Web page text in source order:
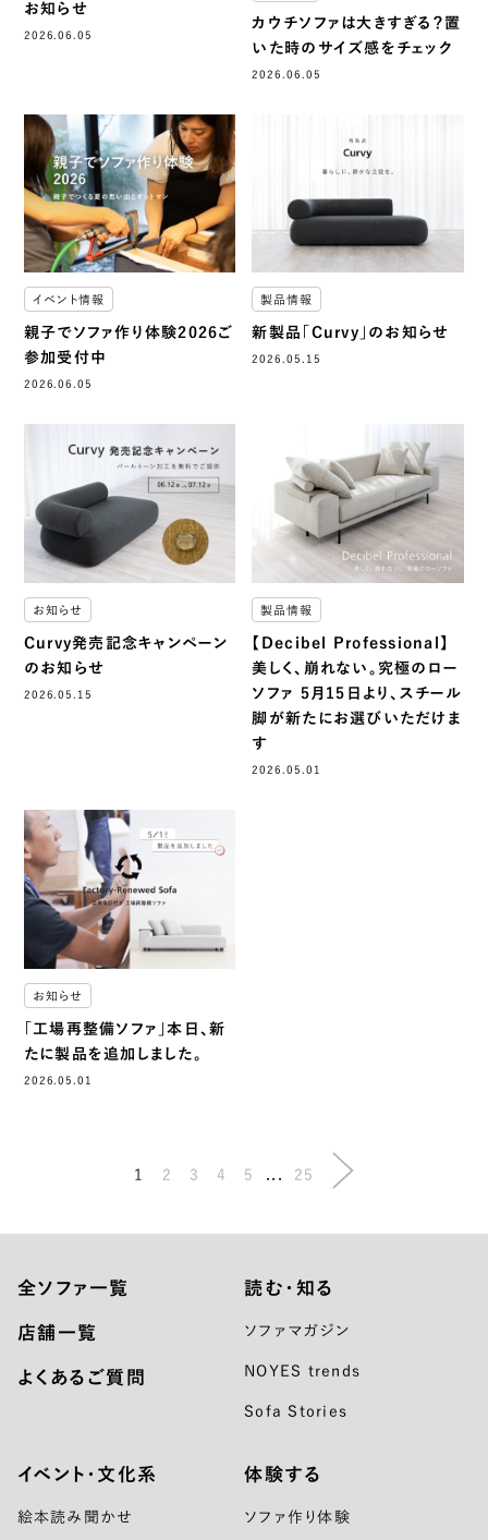
お知らせ
2026.06.05
カウチソファは大きすぎる？置
いた時のサイズ感をチェック
2026.06.05
イベント情報
親子でソファ作り体験2026ご
参加受付中
2026.06.05
製品情報
新製品「Curvy」のお知らせ
2026.05.15
お知らせ
Curvy発売記念キャンペーン
のお知らせ
2026.05.15
製品情報
【Decibel Professional】
美しく、崩れない。究極のロー
ソファ 5月15日より、スチール
脚が新たにお選びいただけま
す
2026.05.01
お知らせ
「工場再整備ソファ」本日、新
たに製品を追加しました。
2026.05.01
1 2 3 4 5 25
全ソファ一覧
店舗一覧
よくあるご質問
読む・知る
ソファマガジン
NOYES trends
Sofa Stories
イベント・文化系
絵本読み聞かせ
体験する
ソファ作り体験